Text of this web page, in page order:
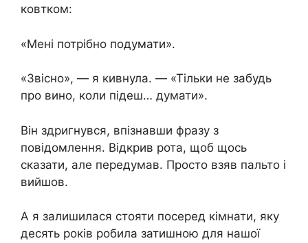
ковтком:
«Мені потрібно подумати».
«Звісно», — я кивнула. — «Тільки не забудь
про вино, коли підеш… думати».
Він здригнувся, впізнавши фразу з
повідомлення. Відкрив рота, щоб щось
сказати, але передумав. Просто взяв пальто і
вийшов.
А я залишилася стояти посеред кімнати, яку
десять років робила затишною для нашої